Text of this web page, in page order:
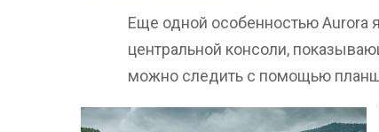
Еще одной особенностью Aurora
центральной консоли,
можно следить с помощью